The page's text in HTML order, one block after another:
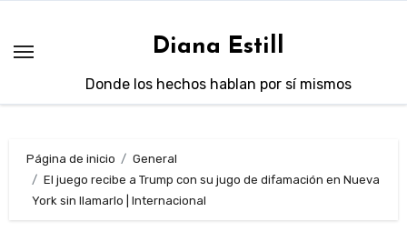
contenido
Diana Estill
Donde los hechos hablan por sí mismos
Página de inicio
General
El juego recibe a Trump con su jugo de difamación en Nueva
York sin llamarlo | Internacional